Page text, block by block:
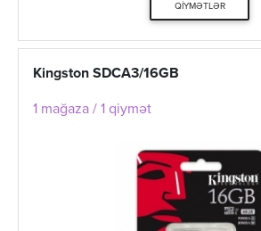
QIYMƏTLƏR
Kingston SDCA3/16GB
1 mağaza / 1 qiymət